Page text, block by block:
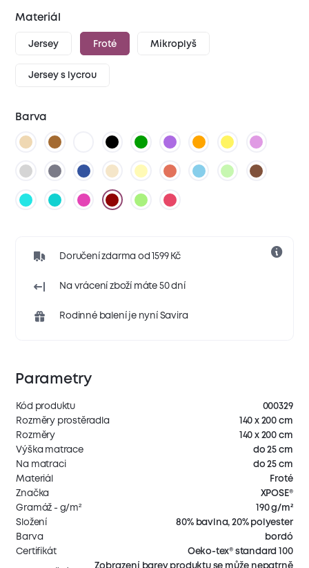
Materiál
Jersey Froté Mikroplyš
Jersey s lycrou
Barva
Doručení zdarma od 1599 Kč
Na vrácení zboží máte 50 dní
Rodinné balení je nyní Savira
Parametry
Kód produktu
000329
Rozměry prostěradla
140 x 200 cm
Rozměry
140 x 200 cm
Výška matrace
do 25 cm
Na matraci
do 25 cm
Materiál
Froté
Značka
XPOSE®
Gramáž - g/m²
190 g/m²
Složení
80% bavlna, 20% polyester
Barva
bordó
Certifikát
Oeko-tex® standard 100
Zobrazení barev produktu se může nepatrně